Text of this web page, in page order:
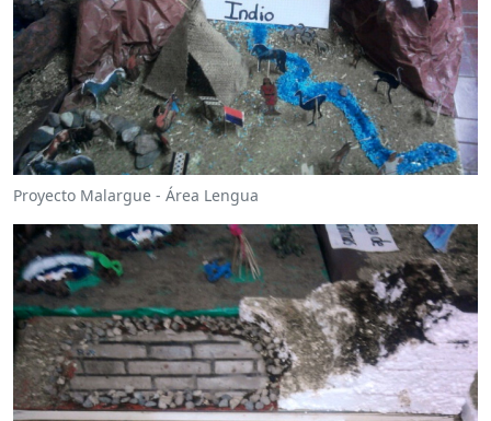
Proyecto Malargue - Área Lengua